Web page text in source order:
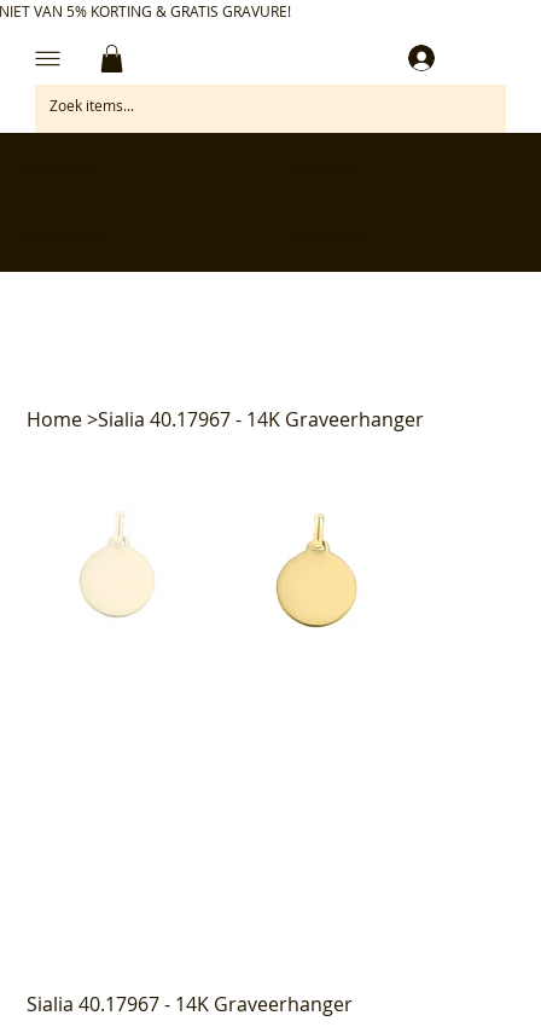
VAN 5% KORTING & GRATIS GRAVURE!
Home>Sialia 40.17967 - 14K Graveerhanger
Sialia 40.17967 - 14K Graveerhanger